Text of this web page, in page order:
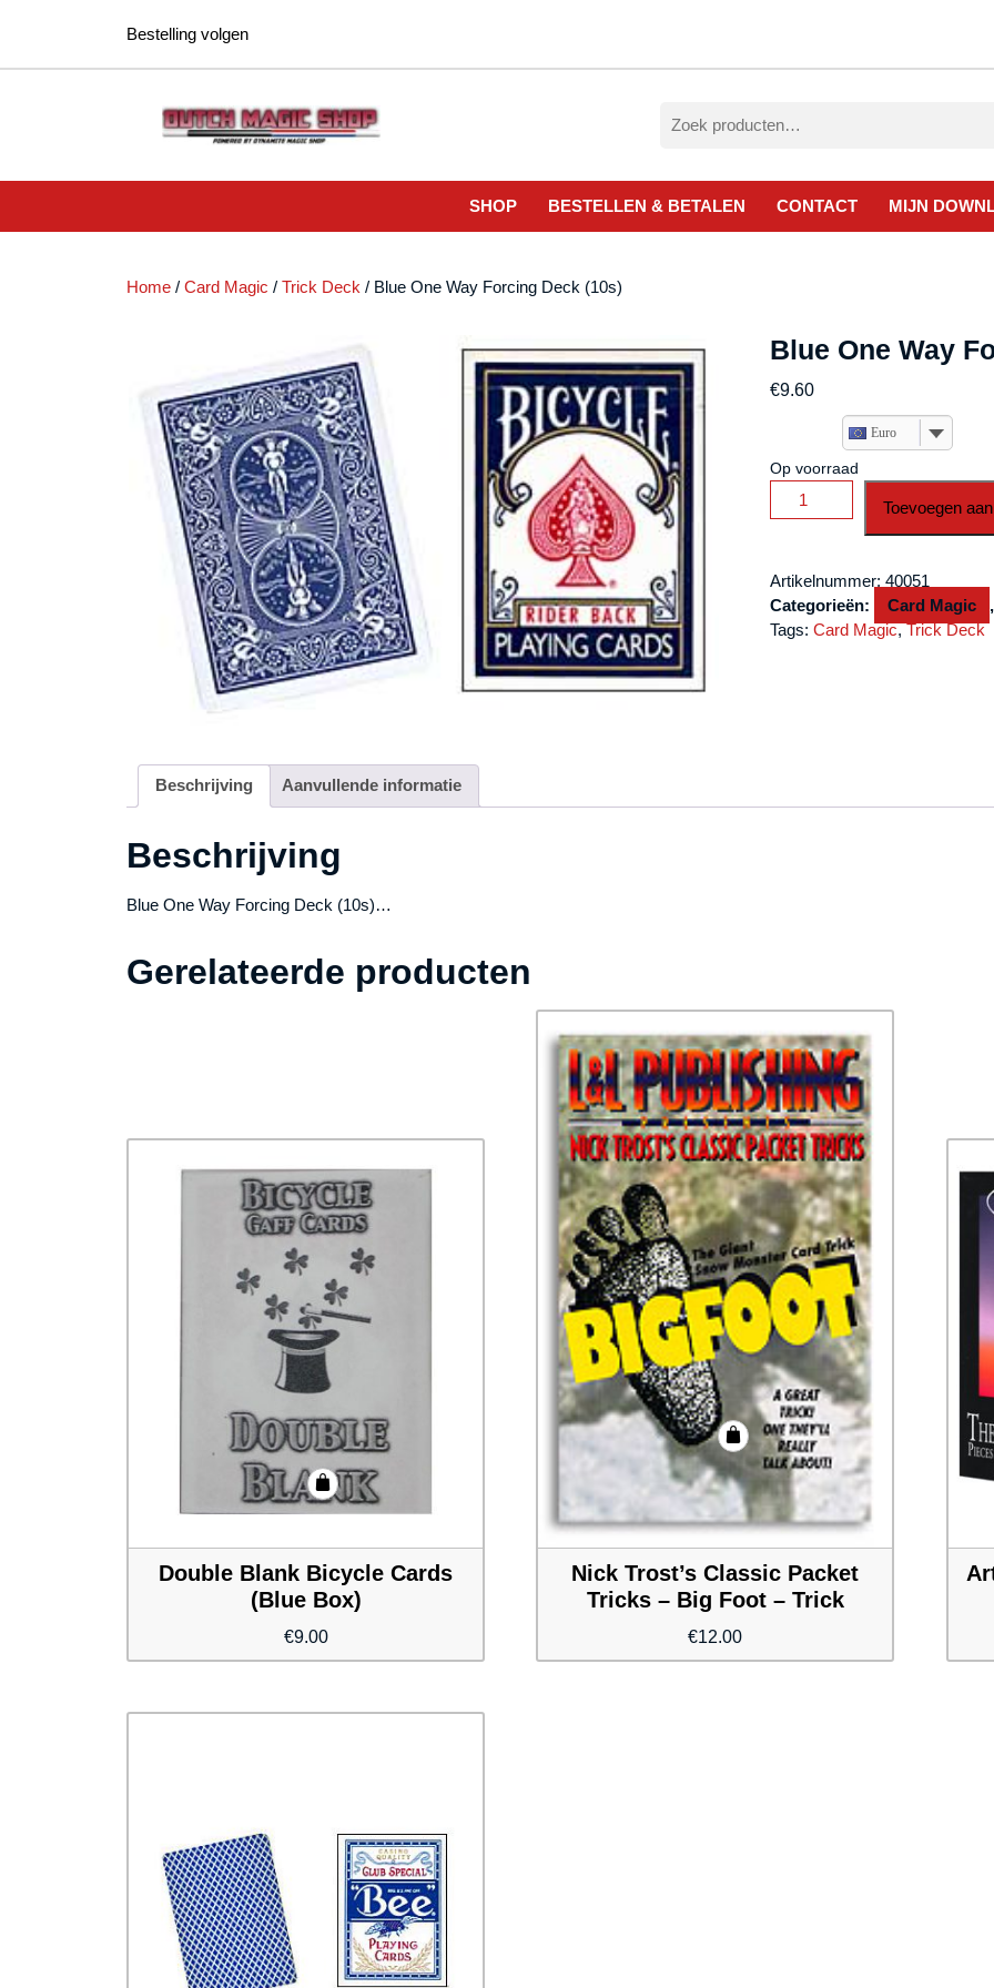
Bestelling volgen
naar:
SHOP BESTELLEN & BETALEN CONTACT MIJN
Home / Card Magic / Trick Deck / Blue One Way Forcing Deck (10s)
Blue One Way
€9.60
Euro
Op voorraad
Blue
One
Deck
(10s)
aantal
Toevoegen
Artikelnummer:40051
Categorieën:
Card Magic ,
Tags:Card Magic,Trick Deck
Beschrijving Aanvullende informatie
Beschrijving
Blue One Way Forcing Deck (10s)…
Gerelateerde producten
Double Blank Bicycle Cards
(Blue Box)
€9.00
Nick Trost’s Classic Packet
Tricks – Big Foot – Trick
€12.00